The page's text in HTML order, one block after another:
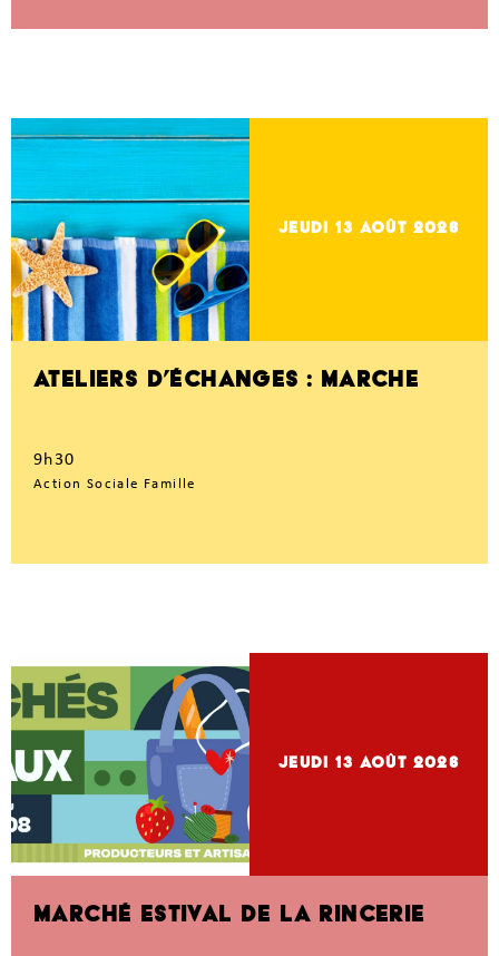
jeudi 13 Août 2026
ATELIERS D’ÉCHANGES : MARCHE
9h30
Action Sociale Famille
jeudi 13 Août 2026
MARCHÉ ESTIVAL DE LA RINCERIE